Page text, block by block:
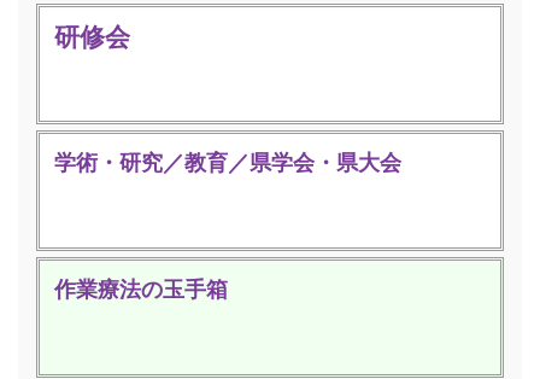
研修会
学術・研究／教育／県学会・県大会
作業療法の玉手箱